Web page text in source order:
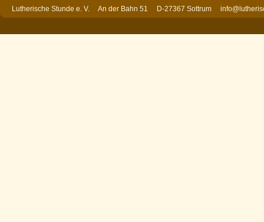
Lutherische Stunde e. V. An der Bahn 51 D-27367 Sottrum